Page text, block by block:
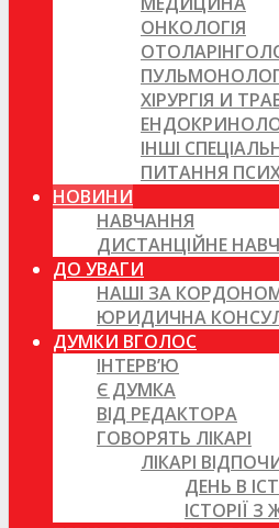
ОНКОЛОГІЯ
ХІРУРГІЯ И
ІНШІ
ПИТАННЯ
НОВИНИ
НАВЧАННЯ
ДИСТАНЦІЙНЕ
ДО УВАГИ
НАШІ ЗА
ЮРИДИЧНА
ДУМКИ ВГОЛОС
ІНТЕРВ’Ю
Є ДУМКА
ВІД РЕДАКТОРА
ГОВОРЯТЬ ЛІКАРІ
ЛІКАРІ
ДЕНЬ В
ІСТОРІЇ